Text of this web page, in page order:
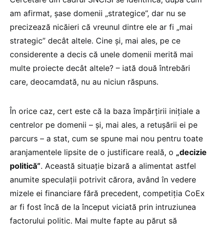
am afirmat, șase domenii „strategice”, dar nu se
precizează nicăieri că vreunul dintre ele ar fi „mai
strategic” decât altele. Cine și, mai ales, pe ce
considerente a decis că unele domenii merită mai
multe proiecte decât altele? – iată două întrebări
care, deocamdată, nu au niciun răspuns.
În orice caz, cert este că la baza împărțirii inițiale a
centrelor pe domenii – și, mai ales, a retușării ei pe
parcurs – a stat, cum se spune mai nou pentru toate
aranjamentele lipsite de o justificare reală, o „decizie
politică”. Această situație bizară a alimentat astfel
anumite speculații potrivit cărora, având în vedere
mizele ei financiare fără precedent, competiția CoEx
ar fi fost încă de la început viciată prin intruziunea
factorului politic. Mai multe fapte au părut să